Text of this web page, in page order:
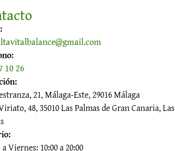
10 26
21, Málaga-Este, 29016 Málaga
48, 35010 Las Palmas de Gran Canaria, Las
Viernes: 10:00 a 20:00